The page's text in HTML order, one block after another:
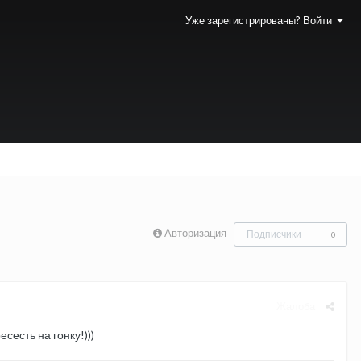
Уже зарегистрированы? Войти
Авторизация Подписчики 0
на гонку!)))